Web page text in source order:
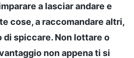
a lasciar andare e
cose, a raccomandare altri,
di spiccare. Non lottare o
non appena ti si